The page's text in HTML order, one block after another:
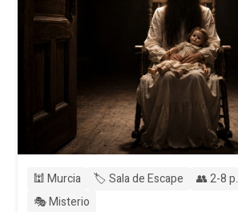
🕍 Murcia 🏷️ Sala de Escape 👥 2-8 p.
🎭 Misterio